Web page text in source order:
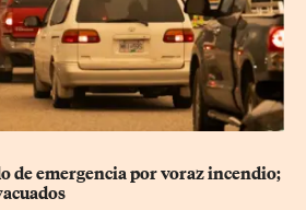
de emergencia por voraz incendio;